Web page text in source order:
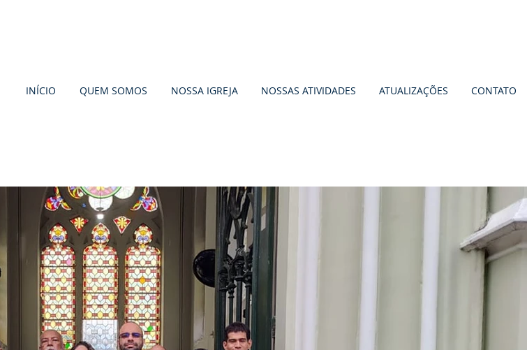
INÍCIO QUEM SOMOS NOSSA IGREJA NOSSAS ATIVIDADES ATUALIZAÇÕES CONTATO